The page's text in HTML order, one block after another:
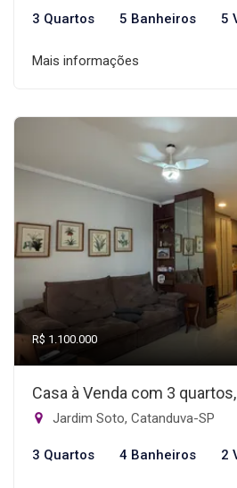
3 Quartos 5 Banheiros 5
Mais informações
R$ 1.100.000
Casa à Venda com 3
Jardim Soto, Catanduva-SP
3 Quartos 4 Banheiros 2